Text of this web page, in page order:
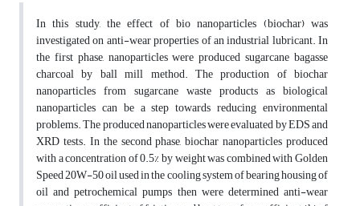
In this study, the effect of bio nanoparticles (biochar) was
investigated on anti-wear properties of an industrial lubricant. In
the first phase, nanoparticles were produced sugarcane bagasse
charcoal by ball mill method. The production of biochar
nanoparticles from sugarcane waste products as biological
nanoparticles can be a step towards reducing environmental
problems. The produced nanoparticles were evaluated by EDS and
XRD tests. In the second phase, biochar nanoparticles produced
with a concentration of 0.5% by weight was combined with Golden
Speed 20W-50 oil used in the cooling system of bearing housing of
oil and petrochemical pumps then were determined anti-wear